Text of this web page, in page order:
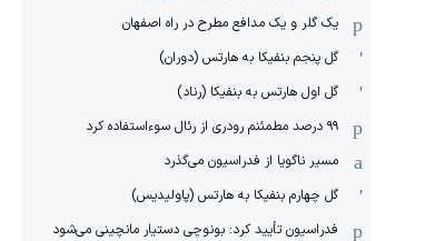
یک گلر و یک مدافع مطرح در راه اصفهان
گل پنجم بنفیکا به هارتس (دوران)
گل اول هارتس به بنفیکا (رناد)
۹۹ درصد مطمئنم رودری از رئال سوءاستفاده کرد
مسیر ناگویا از فدراسیون می‌گذرد
گل چهارم بنفیکا به هارتس (پاولیدیس)
فدراسیون تأیید کرد: بونوچی دستیار مانچینی می‌شود